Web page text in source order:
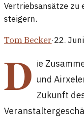
Vertriebsansätze zu
steigern.
Tom Becker·22.
D ie
und
Zukunft